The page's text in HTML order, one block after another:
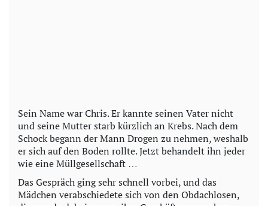
Sein Name war Chris. Er kannte seinen Vater nicht
und seine Mutter starb kürzlich an Krebs. Nach dem
Schock begann der Mann Drogen zu nehmen, weshalb
er sich auf den Boden rollte. Jetzt behandelt ihn jeder
wie eine Müllgesellschaft …
Das Gespräch ging sehr schnell vorbei, und das
Mädchen verabschiedete sich von den Obdachlosen,